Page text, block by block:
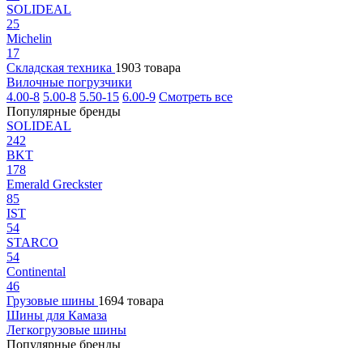
SOLIDEAL
25
Michelin
17
Складская техника 1903 товара
Вилочные погрузчики
4.00-8 5.00-8 5.50-15 6.00-9 Смотреть все
Популярные бренды
SOLIDEAL
242
BKT
178
Emerald Greckster
85
IST
54
STARCO
54
Continental
46
Грузовые шины 1694 товара
Шины для Камаза
Легкогрузовые шины
Популярные бренды